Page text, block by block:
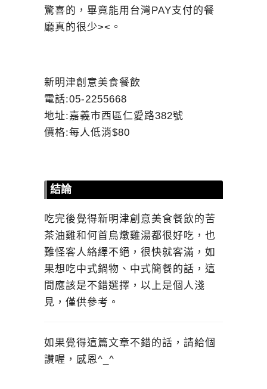
驚喜的，畢竟能用台灣PAY支付的餐
廳真的很少><。
新明津創意美食餐飲
電話:05-2255668
地址:嘉義市西區仁愛路382號
價格:每人低消$80
結論
吃完後覺得新明津創意美食餐飲的苦
茶油雞和何首烏燉雞湯都很好吃，也
難怪客人絡繹不絕，很快就客滿，如
果想吃中式鍋物、中式簡餐的話，這
間應該是不錯選擇，以上是個人淺
見，僅供參考。
如果覺得這篇文章不錯的話，請給個
讚喔，感恩^_^